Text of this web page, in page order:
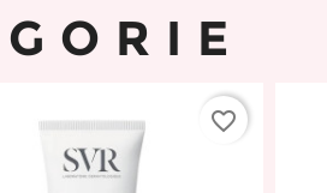
favorite_border